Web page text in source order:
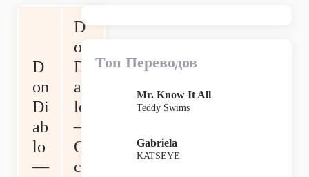
D
on
Di
ab
lo
—
D
on
Di
ab
lo
—
О
ст
Топ Переводов
Mr. Know It All
Teddy Swims
Gabriela
KATSEYE